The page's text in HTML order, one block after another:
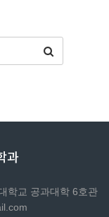
과
학교 공과대학 6호관